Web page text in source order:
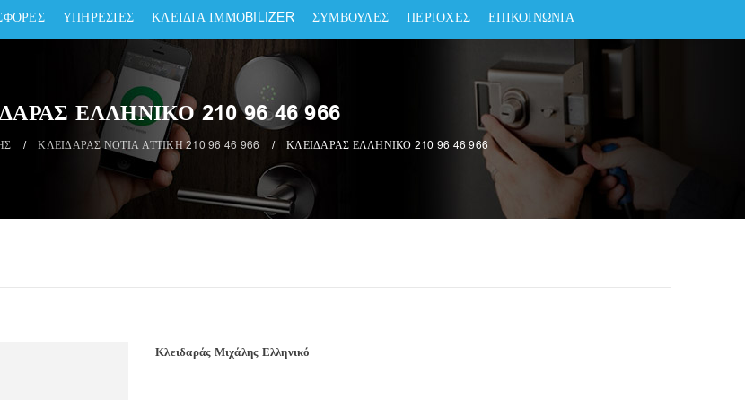
ΥΠΗΡΕΣΙΕΣ ΚΛΕΙΔΙΑ ΙΜΜΟBILIZER ΣΥΜΒΟΥΛΕΣ ΠΕΡΙΟΧΕΣ ΕΠΙΚΟΙΝΩΝΙΑ
ΕΛΛΗΝΙΚΟ 210 96 46 966
/ ΚΛΕΙΔΑΡΑΣ ΝΟΤΙΑ ΑΤΤΙΚΗ 210 96 46 966 / ΚΛΕΙΔΑΡΑΣ ΕΛΛΗΝΙΚΟ 210 96 46 966
Κλειδαράς Μιχάλης Ελληνικό